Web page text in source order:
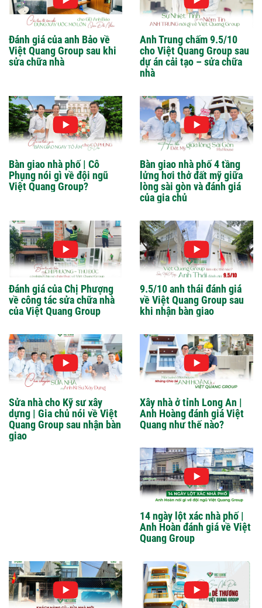
Đánh giá của anh Bảo về
Việt Quang Group sau khi
sửa chữa nhà
Anh Trung chấm 9.5/10
cho Việt Quang Group sau
dự án cải tạo – sửa chữa
nhà
Bàn giao nhà phố | Cô
Phụng nói gì về đội ngũ
Việt Quang Group?
Bàn giao nhà phố 4 tầng
lửng hơi thở đất mỹ giữa
lòng sài gòn và đánh giá
của gia chủ
Đánh giá của Chị Phượng
về công tác sửa chữa nhà
của Việt Quang Group
9.5/10 anh thái đánh giá
về Việt Quang Group sau
khi nhận bàn giao
Sửa nhà cho Kỹ sư xây
dựng | Gia chủ nói về Việt
Quang Group sau nhận bàn
giao
Xây nhà ở tỉnh Long An |
Anh Hoàng đánh giá Việt
Quang như thế nào?
14 ngày lột xác nhà phố |
Anh Hoàn đánh giá về Việt
Quang Group